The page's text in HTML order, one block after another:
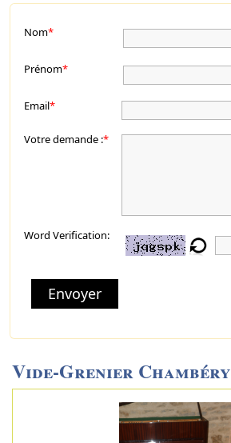
Nom*
Prénom*
Email*
Votre demande :*
Word Verification:
Envoyer
Vide-Grenier Chambéry